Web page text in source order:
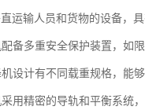
运输人员和货物的设备，具
备多重安全保护装置，如
设计有不同载重规格，能
用精密的导轨和平衡系统